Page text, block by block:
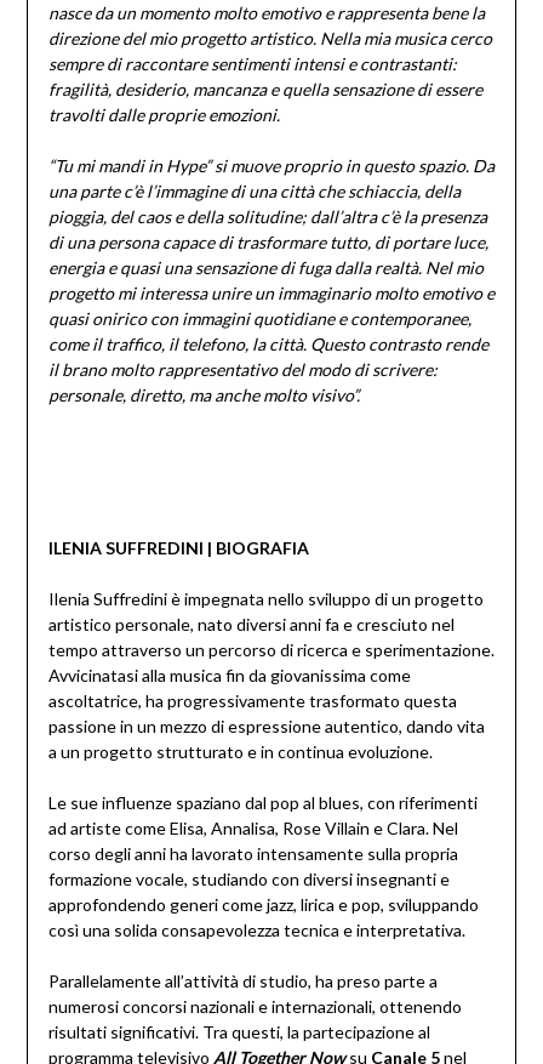
nasce da un momento molto emotivo e rappresenta bene la
direzione del mio progetto artistico. Nella mia musica cerco
sempre di raccontare sentimenti intensi e contrastanti:
fragilità, desiderio, mancanza e quella sensazione di essere
travolti dalle proprie emozioni.
“Tu mi mandi in Hype” si muove proprio in questo spazio. Da
una parte c’è l’immagine di una città che schiaccia, della
pioggia, del caos e della solitudine; dall’altra c’è la presenza
di una persona capace di trasformare tutto, di portare luce,
energia e quasi una sensazione di fuga dalla realtà. Nel mio
progetto mi interessa unire un immaginario molto emotivo e
quasi onirico con immagini quotidiane e contemporanee,
come il traffico, il telefono, la città. Questo contrasto rende
il brano molto rappresentativo del modo di scrivere:
personale, diretto, ma anche molto visivo”.
ILENIA SUFFREDINI | BIOGRAFIA
Ilenia Suffredini è impegnata nello sviluppo di un progetto
artistico personale, nato diversi anni fa e cresciuto nel
tempo attraverso un percorso di ricerca e sperimentazione.
Avvicinatasi alla musica fin da giovanissima come
ascoltatrice, ha progressivamente trasformato questa
passione in un mezzo di espressione autentico, dando vita
a un progetto strutturato e in continua evoluzione.
Le sue influenze spaziano dal pop al blues, con riferimenti
ad artiste come Elisa, Annalisa, Rose Villain e Clara. Nel
corso degli anni ha lavorato intensamente sulla propria
formazione vocale, studiando con diversi insegnanti e
approfondendo generi come jazz, lirica e pop, sviluppando
così una solida consapevolezza tecnica e interpretativa.
Parallelamente all’attività di studio, ha preso parte a
numerosi concorsi nazionali e internazionali, ottenendo
risultati significativi. Tra questi, la partecipazione al
programma televisivo All Together Nowsu Canale 5nel